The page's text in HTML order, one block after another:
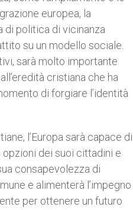
europea, la
di politica di vicinanza
su un modello sociale.
sarà molto importante
cristiana che ha
di forgiare l’identità
l’Europa sarà capace di
dei suoi cittadini e
consapevolezza di
e alimenterà l’impegno
per ottenere un futuro